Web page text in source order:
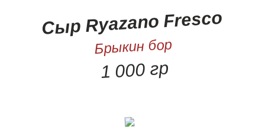
Сыр Ryazano Fresco
Брыкин бор
1 000 гр